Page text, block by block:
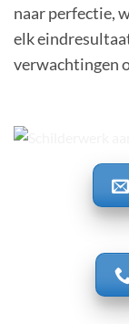
naar perfectie,
elk
verwachtingen